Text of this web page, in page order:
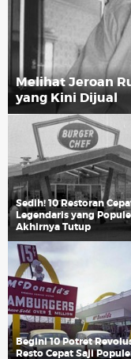
Melihat Jeroan
yang Kini Dijual
Sedih! 10 Restoran
Legendaris yang
Akhirnya Tutup
Begini 10 Potret
Resto Cepat Saji